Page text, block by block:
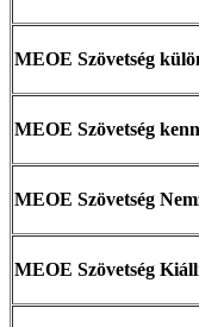
MEOE Szövetség
MEOE Szövetség
MEOE Szövetség
MEOE Szövetség